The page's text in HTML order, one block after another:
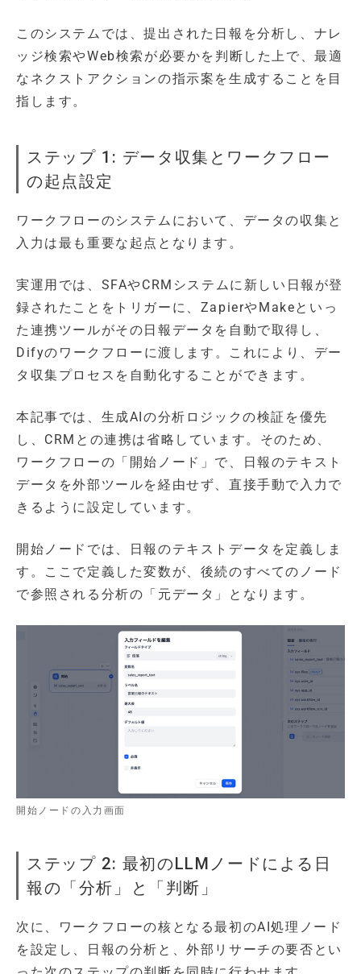
このシステムでは、提出された日報を分析し、ナレ
ッジ検索やWeb検索が必要かを判断した上で、最適
なネクストアクションの指示案を生成することを目
指します。
ステップ 1: データ収集とワークフロー
の起点設定
ワークフローのシステムにおいて、データの収集と
入力は最も重要な起点となります。
実運用では、SFAやCRMシステムに新しい日報が登
録されたことをトリガーに、ZapierやMakeといっ
た連携ツールがその日報データを自動で取得し、
Difyのワークフローに渡します。これにより、デー
タ収集プロセスを自動化することができます。
本記事では、生成AIの分析ロジックの検証を優先
し、CRMとの連携は省略しています。そのため、
ワークフローの「開始ノード」で、日報のテキスト
データを外部ツールを経由せず、直接手動で入力で
きるように設定しています。
開始ノードでは、日報のテキストデータを定義しま
す。ここで定義した変数が、後続のすべてのノード
で参照される分析の「元データ」となります。
開始ノードの入力画面
ステップ 2: 最初のLLMノードによる日
報の「分析」と「判断」
次に、ワークフローの核となる最初のAI処理ノード
を設定し、日報の分析と、外部リサーチの要否とい